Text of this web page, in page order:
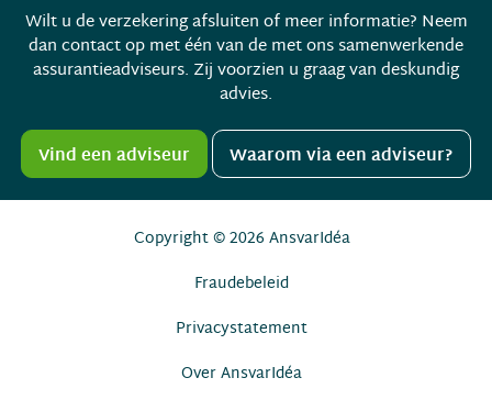
Wilt u de verzekering afsluiten of meer informatie? Neem
dan contact op met één van de met ons samenwerkende
assurantieadviseurs. Zij voorzien u graag van deskundig
advies.
Vind een adviseur Waarom via een adviseur?
Copyright © 2026 AnsvarIdéa
Fraudebeleid
Privacystatement
Over AnsvarIdéa